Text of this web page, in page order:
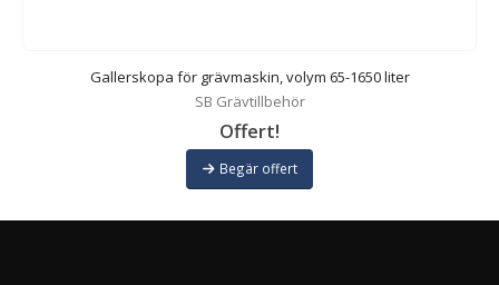
Gallerskopa för grävmaskin, volym 65-1650 liter
SB Grävtillbehör
Offert!
Begär offert